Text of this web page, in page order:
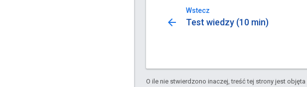
Wstecz
arrow_back Test wiedzy (10 min)
O ile nie stwierdzono inaczej, treść tej strony jest objęta